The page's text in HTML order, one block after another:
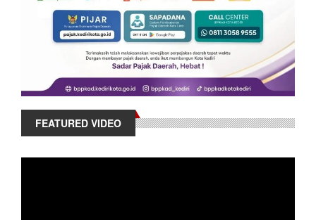
FEATURED VIDEO